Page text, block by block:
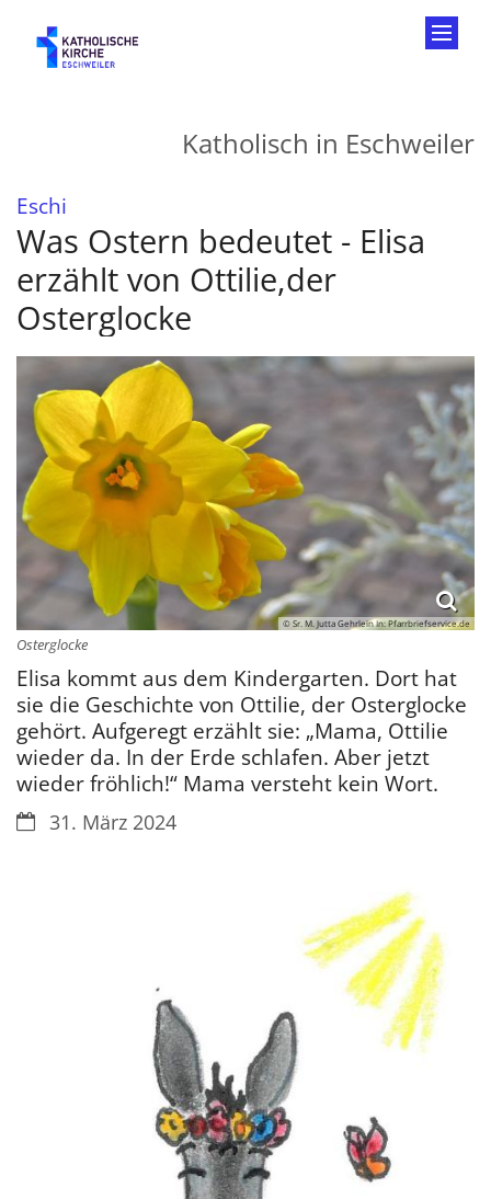
Katholisch in Eschweiler
Eschi
Was Ostern bedeutet - Elisa
erzählt von Ottilie,der
Osterglocke
© Sr. M. Jutta Gehrlein In: Pfarrbriefservice.de
Osterglocke
Elisa kommt aus dem Kindergarten. Dort hat
sie die Geschichte von Ottilie, der Osterglocke
gehört. Aufgeregt erzählt sie: „Mama, Ottilie
wieder da. In der Erde schlafen. Aber jetzt
wieder fröhlich!“ Mama versteht kein Wort.
Datum:31. März 2024